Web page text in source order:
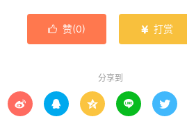
 赞(0)  打赏
分享到
    